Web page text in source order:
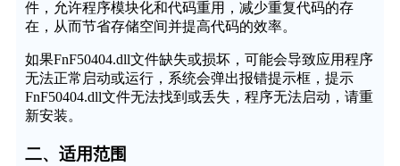
件，允许程序模块化和代码重用，减少重复代码的存
在，从而节省存储空间并提高代码的效率。
如果FnF50404.dll文件缺失或损坏，可能会导致应用程序
无法正常启动或运行，系统会弹出报错提示框，提示
FnF50404.dll文件无法找到或丢失，程序无法启动，请重
新安装。
二、适用范围